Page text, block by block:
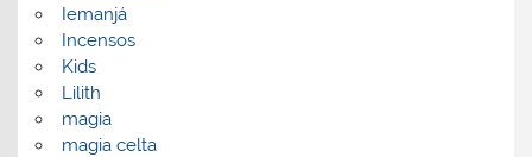
Iemanjá
Incensos
Kids
Lilith
magia
magia celta